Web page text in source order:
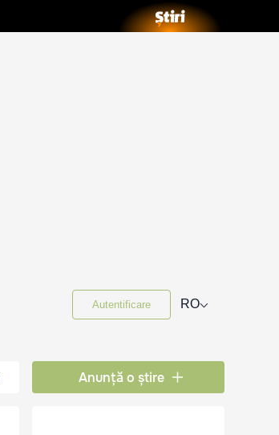
Autentificare RO⌵
Anunță o știre